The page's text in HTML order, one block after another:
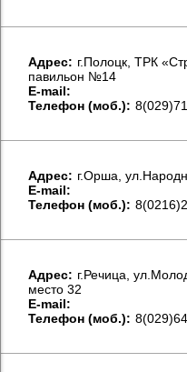
Aдрес: г.Полоцк, ТРК
павильон №14
E-mail:
Телефон (моб.):
Aдрес: г.Орша,
E-mail:
Телефон (моб.):
Aдрес: г.Речица,
место 32
E-mail:
Телефон (моб.):